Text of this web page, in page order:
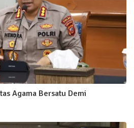
Agama Bersatu Demi